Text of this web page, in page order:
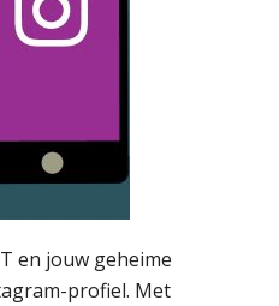
en jouw geheime
profiel. Met